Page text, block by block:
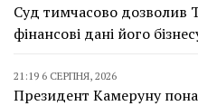
Суд тимчасово дозволив
фінансові дані його
21:19 6 СЕРПНЯ, 2026
Президент Камеруну